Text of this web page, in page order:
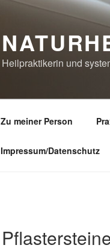
Heilpraktikerin und
Zu meiner Person
Impressum/Datenschutz